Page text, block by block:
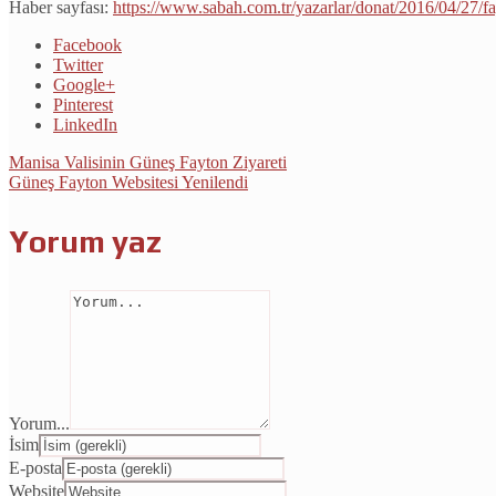
Haber sayfası: https://www.sabah.com.tr/yazarlar/donat/2016/04/27/
Facebook
Twitter
Google+
Pinterest
LinkedIn
Manisa Valisinin Güneş Fayton Ziyareti
Güneş Fayton Websitesi Yenilendi
Yorum yaz
Yorum...
İsim
E-posta
Website